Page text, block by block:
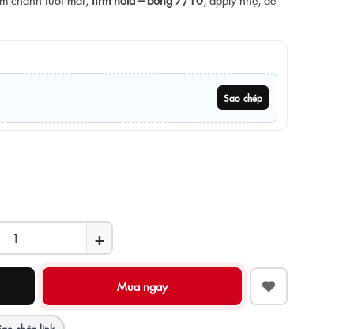
Sao chép
+